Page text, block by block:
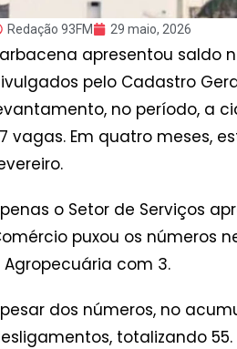
Redação 93FM 29 maio, 2026
apresentou saldo
pelo Cadastro
no período, a
vagas. Em quatro meses,
o Setor de Serviços
puxou os números
Agropecuária com 3.
dos números, no
totalizando